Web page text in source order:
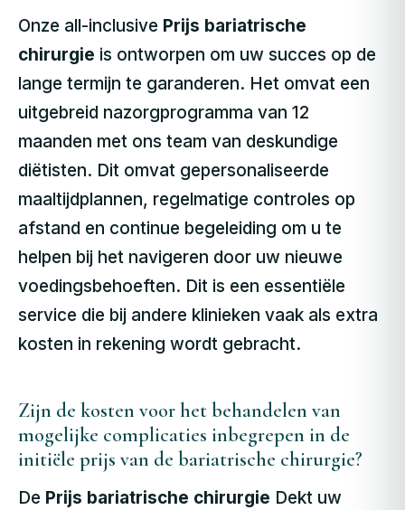
Onze all-inclusive Prijs bariatrische
chirurgie is ontworpen om uw succes op de
lange termijn te garanderen. Het omvat een
uitgebreid nazorgprogramma van 12
maanden met ons team van deskundige
diëtisten. Dit omvat gepersonaliseerde
maaltijdplannen, regelmatige controles op
afstand en continue begeleiding om u te
helpen bij het navigeren door uw nieuwe
voedingsbehoeften. Dit is een essentiële
service die bij andere klinieken vaak als extra
kosten in rekening wordt gebracht.
Zijn de kosten voor het behandelen van
mogelijke complicaties inbegrepen in de
initiële prijs van de bariatrische chirurgie?
De Prijs bariatrische chirurgie Dekt uw